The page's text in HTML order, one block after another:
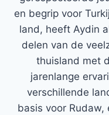
en begrip voor
land, heeft Aydin
delen van de
thuisland met
jarenlange
verschillende
basis voor